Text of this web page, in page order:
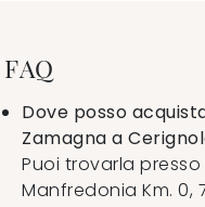
FAQ
Dove posso
Zamagna a
Puoi trovarla
Manfredonia Km. 0,